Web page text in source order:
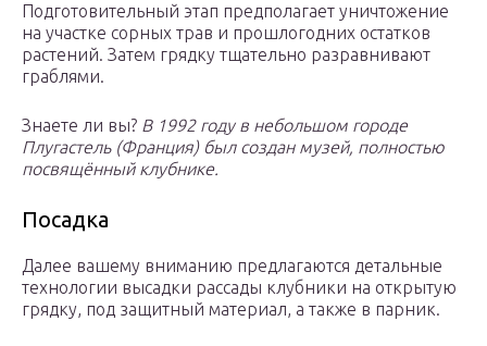
Подготовительный этап предполагает уничтожение
на участке сорных трав и прошлогодних остатков
растений. Затем грядку тщательно разравнивают
граблями.
Знаете ли вы? В 1992 году в небольшом городе
Плугастель (Франция) был создан музей, полностью
посвящённый клубнике.
Посадка
Далее вашему вниманию предлагаются детальные
технологии высадки рассады клубники на открытую
грядку, под защитный материал, а также в парник.